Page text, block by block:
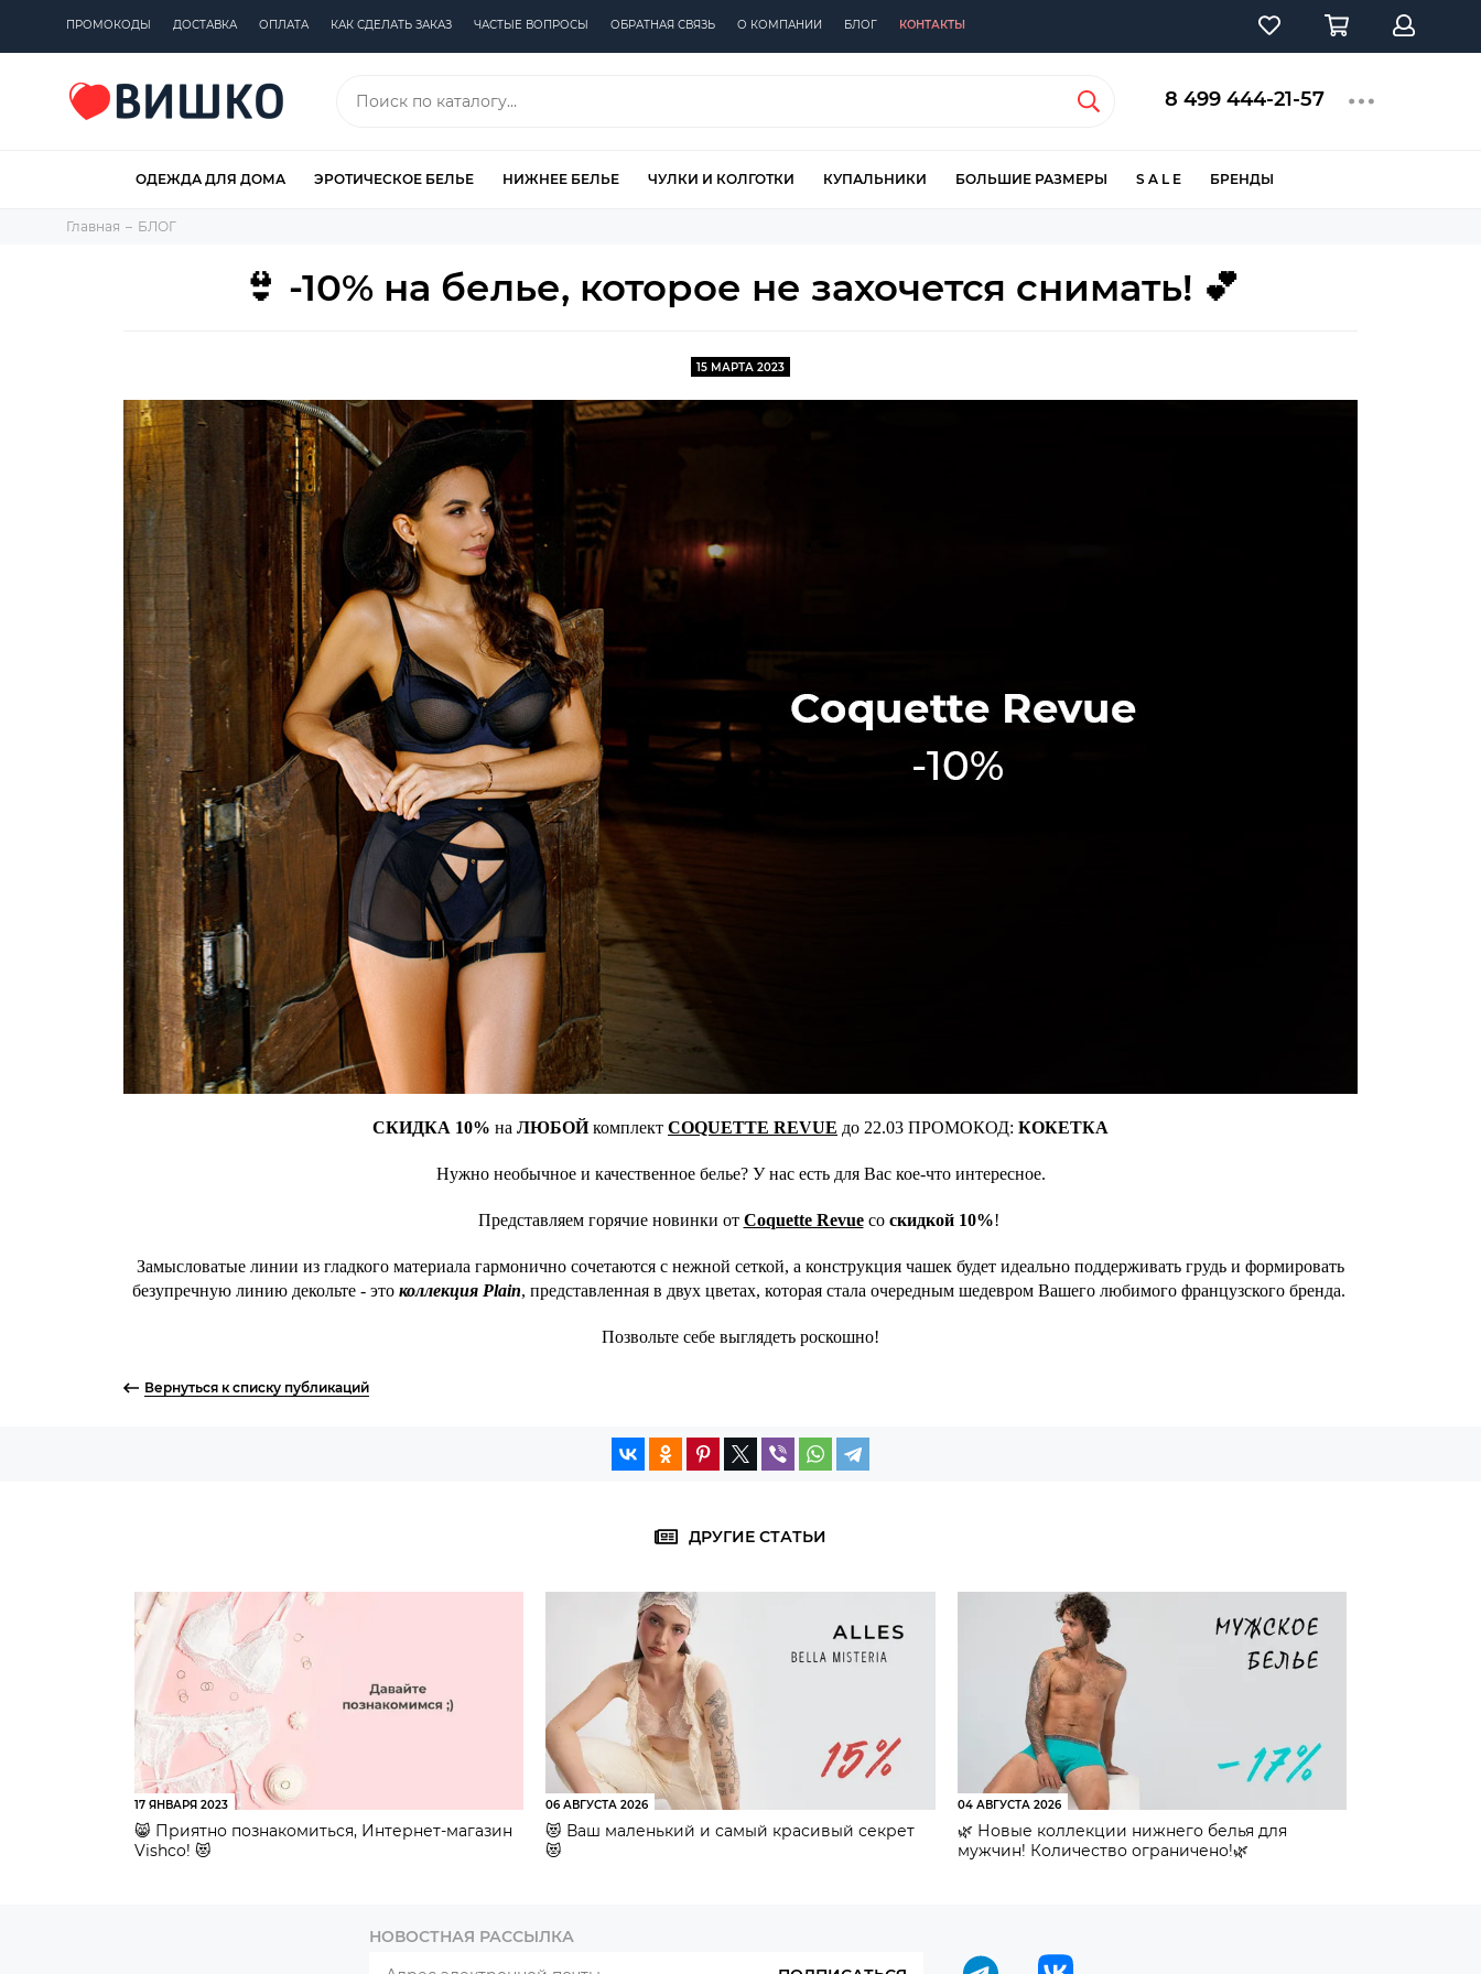
ПРОМОКОДЫ ДОСТАВКА ОПЛАТА КАК СДЕЛАТЬ ЗАКАЗ ЧАСТЫЕ ВОПРОСЫ ОБРАТНАЯ СВЯЗЬ О КОМПАНИИ БЛОГ КОНТАКТЫ
8 499 444-21-57
ОДЕЖДА ДЛЯ ДОМА ЭРОТИЧЕСКОЕ БЕЛЬЕ НИЖНЕЕ БЕЛЬЕ ЧУЛКИ И КОЛГОТКИ КУПАЛЬНИКИ БОЛЬШИЕ РАЗМЕРЫ S A L E БРЕНДЫ
Главная БЛОГ
👙 -10% на белье, которое не захочется снимать! 💕
15 МАРТА 2023
СКИДКА 10% на ЛЮБОЙкомплект COQUETTE REVUE до 22.03 ПРОМОКОД: КОКЕТКА
Нужно необычное и качественное белье? У нас есть для Вас кое-что интересное.
Представляем горячие новинки от Coquette Revueсо скидкой 10%!
Замысловатые линии из гладкого материала гармонично сочетаются с нежной сеткой, а конструкция чашек будет идеально поддерживать грудь и формировать
безупречную линию декольте - это коллекция Plain, представленная в двух цветах, которая стала очередным шедевром Вашего любимого французского бренда.
Позвольте себе выглядеть роскошно!
Вернуться к списку публикаций
ДРУГИЕ СТАТЬИ
17 ЯНВАРЯ 2023
😸 Приятно познакомиться, Интернет-магазин
Vishco! 😻
06 АВГУСТА 2026
😻 Ваш маленький и самый красивый секрет
😻
04 АВГУСТА 2026
🌿 Новые коллекции нижнего белья для
мужчин! Количество ограничено!🌿
НОВОСТНАЯ РАССЫЛКА